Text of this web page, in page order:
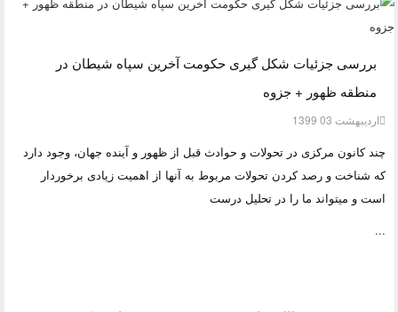
بررسی جزئیات شکل گیری حکومت آخرین سپاه شیطان در
منطقه ظهور + جزوه
ارديبهشت 03 1399
چند کانون مرکزی در تحولات و حوادث قبل از ظهور و آینده جهان، وجود دارد
که شناخت و رصد کردن تحولات مربوط به آنها از اهمیت زیادی برخوردار
است و می‏تواند ما را در تحلیل درست
...